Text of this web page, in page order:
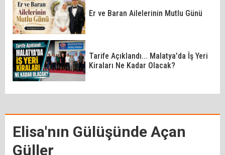
Er ve Baran Ailelerinin Mutlu Günü
Tarife Açıklandı... Malatya'da İş Yeri
Kiraları Ne Kadar Olacak?
Elisa'nın Gülüşünde Açan
Güller